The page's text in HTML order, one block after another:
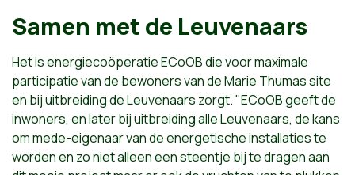
Samen met de Leuvenaars
Het is energiecoöperatie ECoOB die voor maximale
participatie van de bewoners van de Marie Thumas site
en bij uitbreiding de Leuvenaars zorgt. "ECoOB geeft de
inwoners, en later bij uitbreiding alle Leuvenaars, de kans
om mede-eigenaar van de energetische installaties te
worden en zo niet alleen een steentje bij te dragen aan